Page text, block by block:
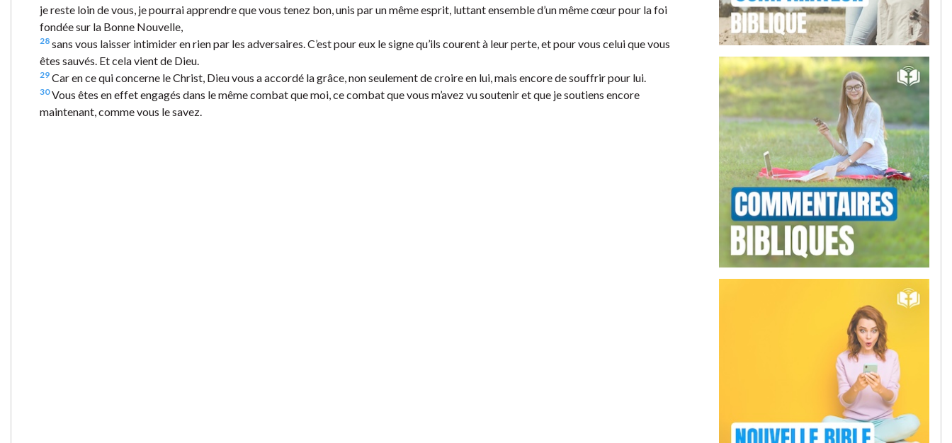
je reste loin de vous, je pourrai apprendre que vous tenez bon, unis par un même esprit, luttant ensemble d’un même cœur pour la foi
fondée sur la Bonne Nouvelle,
28 sans vous laisser intimider en rien par les adversaires. C’est pour eux le signe qu’ils courent à leur perte, et pour vous celui que vous
êtes sauvés. Et cela vient de Dieu.
29 Car en ce qui concerne le Christ, Dieu vous a accordé la grâce, non seulement de croire en lui, mais encore de souffrir pour lui.
30Vous êtes en effet engagés dans le même combat que moi, ce combat que vous m’avez vu soutenir et que je soutiens encore
maintenant, comme vous le savez.